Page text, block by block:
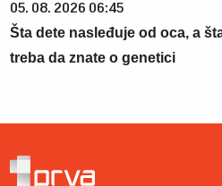
05. 08. 2026 06:45
Šta dete nasleđuje od oca, a
treba da znate o genetici